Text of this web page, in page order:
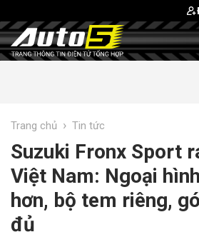
Trang chủ › Tin tức
Suzuki Fronx Sport
Việt Nam: Ngoại
hơn, bộ tem riêng,
đủ